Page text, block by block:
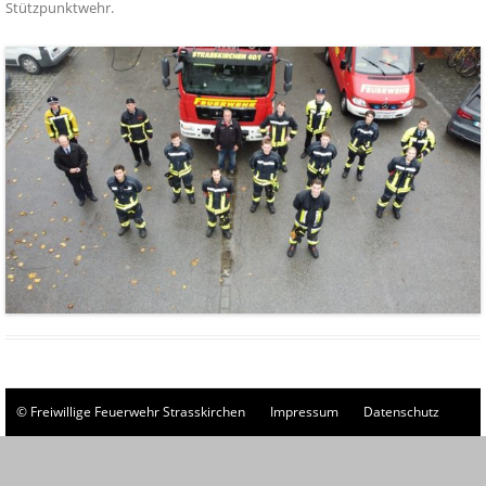
Stützpunktwehr.
© Freiwillige Feuerwehr Strasskirchen Impressum Datenschutz